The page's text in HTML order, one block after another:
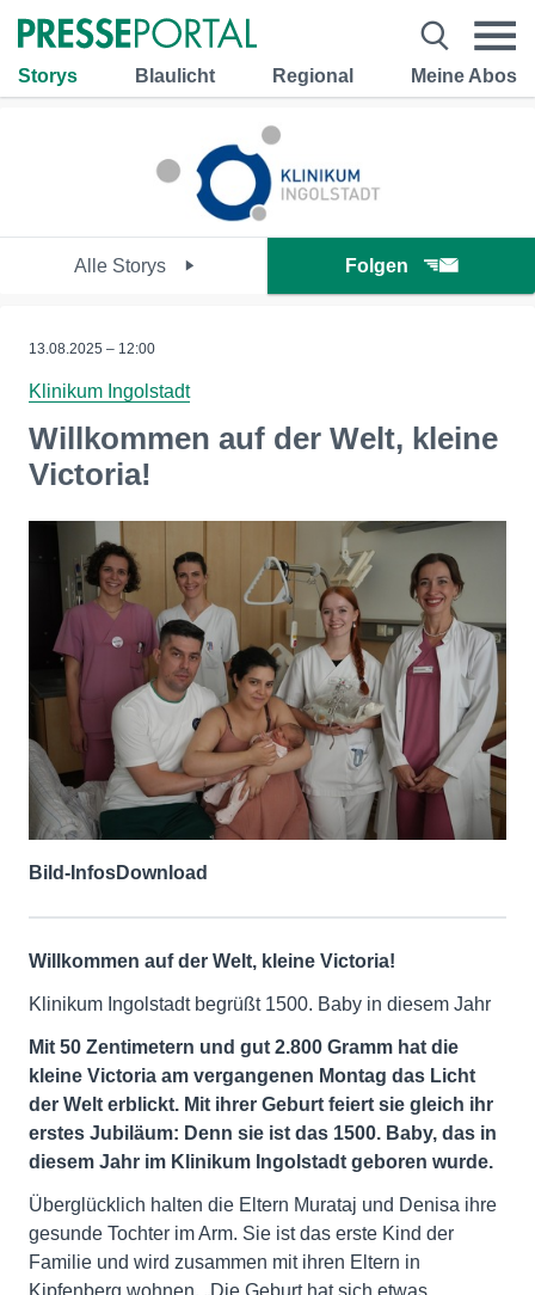
Storys Blaulicht Regional Meine Abos
Alle Storys Folgen
13.08.2025 – 12:00
Klinikum Ingolstadt
Willkommen auf der Welt, kleine
Victoria!
Bild-InfosDownload
Willkommen auf der Welt, kleine Victoria!
Klinikum Ingolstadt begrüßt 1500. Baby in diesem Jahr
Mit 50 Zentimetern und gut 2.800 Gramm hat die
kleine Victoria am vergangenen Montag das Licht
der Welt erblickt. Mit ihrer Geburt feiert sie gleich ihr
erstes Jubiläum: Denn sie ist das 1500. Baby, das in
diesem Jahr im Klinikum Ingolstadt geboren wurde.
Überglücklich halten die Eltern Murataj und Denisa ihre
gesunde Tochter im Arm. Sie ist das erste Kind der
Familie und wird zusammen mit ihren Eltern in
Kipfenberg wohnen. „Die Geburt hat sich etwas